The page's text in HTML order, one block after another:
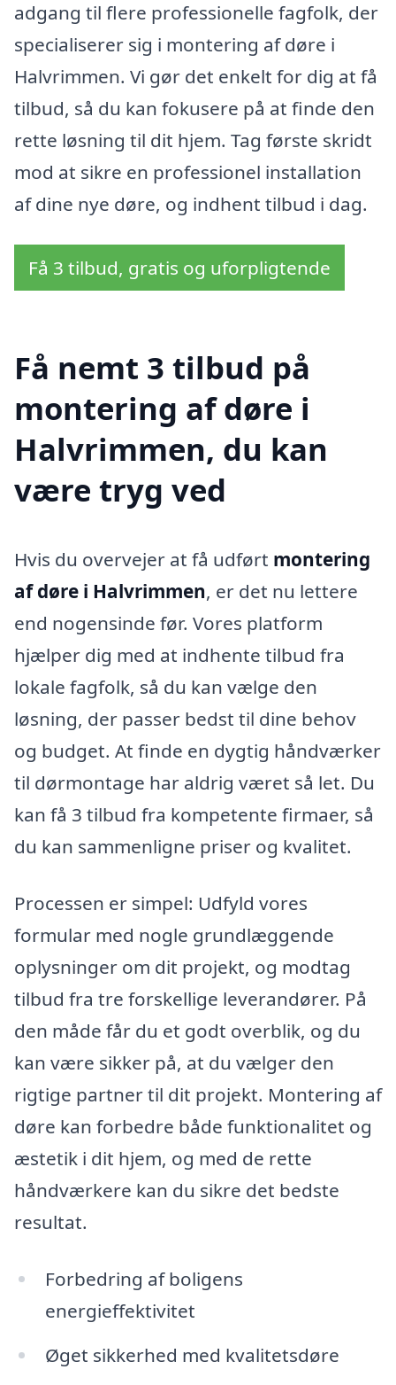
adgang til flere professionelle fagfolk, der
specialiserer sig i montering af døre i
Halvrimmen. Vi gør det enkelt for dig at få
tilbud, så du kan fokusere på at finde den
rette løsning til dit hjem. Tag første skridt
mod at sikre en professionel installation
af dine nye døre, og indhent tilbud i dag.
Få 3 tilbud, gratis og uforpligtende
Få nemt 3 tilbud på
montering af døre i
Halvrimmen, du kan
være tryg ved
Hvis du overvejer at få udført montering
af døre i Halvrimmen, er det nu lettere
end nogensinde før. Vores platform
hjælper dig med at indhente tilbud fra
lokale fagfolk, så du kan vælge den
løsning, der passer bedst til dine behov
og budget. At finde en dygtig håndværker
til dørmontage har aldrig været så let. Du
kan få 3 tilbud fra kompetente firmaer, så
du kan sammenligne priser og kvalitet.
Processen er simpel: Udfyld vores
formular med nogle grundlæggende
oplysninger om dit projekt, og modtag
tilbud fra tre forskellige leverandører. På
den måde får du et godt overblik, og du
kan være sikker på, at du vælger den
rigtige partner til dit projekt. Montering af
døre kan forbedre både funktionalitet og
æstetik i dit hjem, og med de rette
håndværkere kan du sikre det bedste
resultat.
Forbedring af boligens
energieffektivitet
Øget sikkerhed med kvalitetsdøre